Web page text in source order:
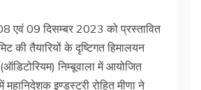
एवं 09 दिसम्बर 2023 को प्रस्तावित
की तैयारियों के दृष्टिगत हिमालयन
निम्बूवाला में आयोजित
महानिदेशक इण्डस्ट्री रोहित मीणा ने